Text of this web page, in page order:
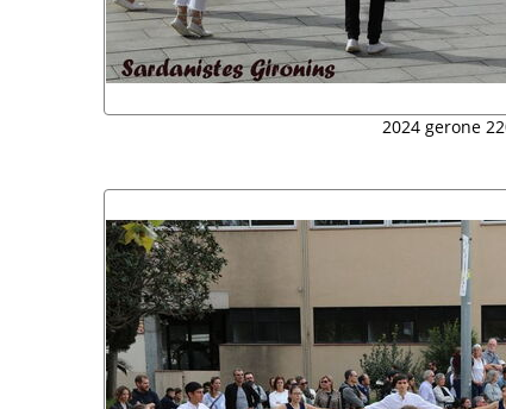
2024 gerone